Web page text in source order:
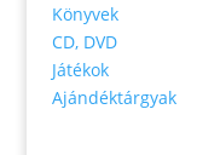
Könyvek
CD, DVD
Játékok
Ajándéktárgyak